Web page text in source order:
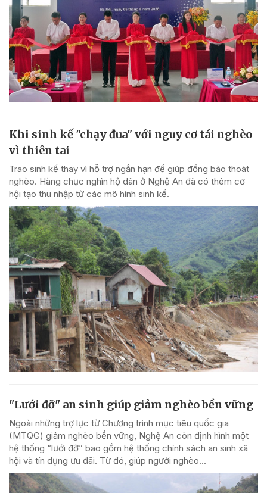
Khi sinh kế "chạy đua" với nguy cơ tái nghèo
vì thiên tai
Trao sinh kế thay vì hỗ trợ ngắn hạn để giúp đồng bào thoát
nghèo. Hàng chục nghìn hộ dân ở Nghệ An đã có thêm cơ
hội tạo thu nhập từ các mô hình sinh kế.
"Lưới đỡ" an sinh giúp giảm nghèo bền vững
Ngoài những trợ lực từ Chương trình mục tiêu quốc gia
(MTQG) giảm nghèo bền vững, Nghệ An còn định hình một
hệ thống “lưới đỡ” bao gồm hệ thống chính sách an sinh xã
hội và tín dụng ưu đãi. Từ đó, giúp người nghèo...